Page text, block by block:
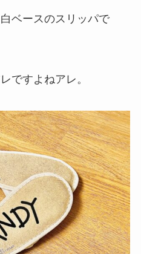
ベースのスリッパで
ですよねアレ。